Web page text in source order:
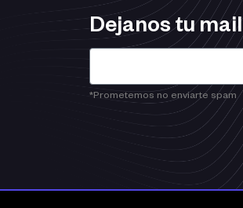
Dejanos tu mail
*Prometemos no enviarte spam